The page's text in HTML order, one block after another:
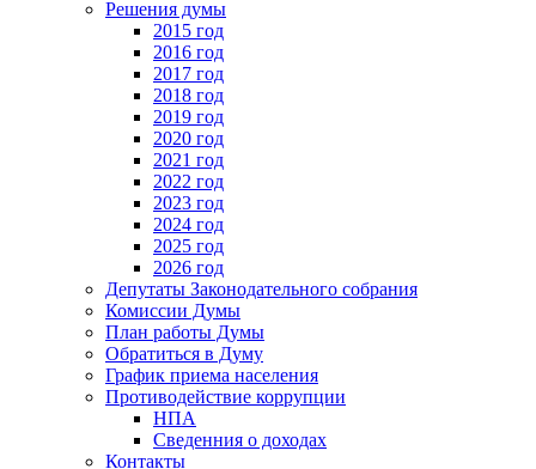
Решения думы
2015 год
2016 год
2017 год
2018 год
2019 год
2020 год
2021 год
2022 год
2023 год
2024 год
2025 год
2026 год
Депутаты Законодательного собрания
Комиссии Думы
План работы Думы
Обратиться в Думу
График приема населения
Противодействие коррупции
НПА
Сведенния о доходах
Контакты